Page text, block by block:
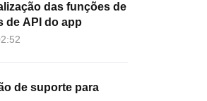
das funções de
de API do app
de suporte para